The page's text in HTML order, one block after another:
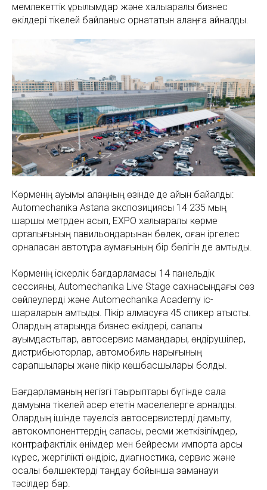
мемлекеттік құрылымдар және халықаралық бизнес
өкілдері тікелей байланыс орнататын алаңға айналды.
Көрменің ауқымы алаңның өзінде де айқын байқалды:
Automechanika Astana экспозициясы 14 235 мың
шаршы метрден асып, EXPO халықаралық көрме
орталығының павильондарынан бөлек, оған іргелес
орналасқан автотұрақ аумағының бір бөлігін де қамтыды.
Көрменің іскерлік бағдарламасы 14 панельдік
сессияны, Automechanika Live Stage сахнасындағы сөз
сөйлеулерді және Automechanika Academy іс-
шараларын қамтыды. Пікір алмасуға 45 спикер қатысты.
Олардың қатарында бизнес өкілдері, салалық
қауымдастықтар, автосервис мамандары, өндірушілер,
дистрибьюторлар, автомобиль нарығының
сарапшылары және пікір көшбасшылары болды.
Бағдарламаның негізгі тақырыптары бүгінде сала
дамуына тікелей әсер ететін мәселелерге арналды.
Олардың ішінде тәуелсіз автосервистерді дамыту,
автокомпоненттердің сапасы, ресми жеткізілімдер,
контрафактілік өнімдер мен бейресми импортқа қарсы
күрес, жергілікті өндіріс, диагностика, сервис және
қосалқы бөлшектерді таңдау бойынша заманауи
тәсілдер бар.